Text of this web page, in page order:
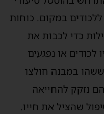
במקום. כוחות
כדי לכבות את
או נפגעים
במבנה חולצו
נזקק להחייאה
שהציל את חייו.